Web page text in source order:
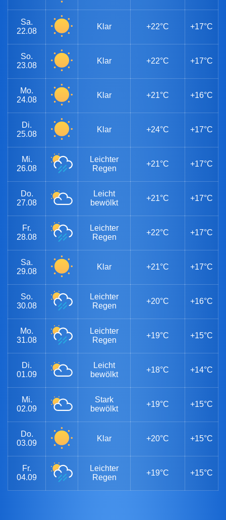
Sa.
22.08
Klar +22°C +17°C
So.
23.08
Klar +22°C +17°C
Mo.
24.08
Klar +21°C +16°C
Di.
25.08
Klar +24°C +17°C
Mi.
26.08
Leichter
Regen
+21°C +17°C
Do.
27.08
Leicht
bewölkt
+21°C +17°C
Fr.
28.08
Leichter
Regen
+22°C +17°C
Sa.
29.08
Klar +21°C +17°C
So.
30.08
Leichter
Regen
+20°C +16°C
Mo.
31.08
Leichter
Regen
+19°C +15°C
Di.
01.09
Leicht
bewölkt
+18°C +14°C
Mi.
02.09
Stark
bewölkt
+19°C +15°C
Do.
03.09
Klar +20°C +15°C
Fr.
04.09
Leichter
Regen
+19°C +15°C